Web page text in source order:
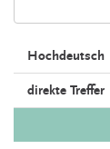
Hochdeutsch
direkte Treffer